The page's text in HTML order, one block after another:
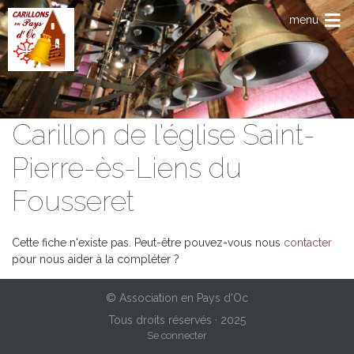
Aller au contenu principal
menu
Carillon de l'église Saint-
Pierre-ès-Liens du
Fousseret
Cette fiche n'existe pas. Peut-être pouvez-vous nous contacter
pour nous aider à la compléter ?
© Association en Pays d'Oc
Tous droits réservés · 2025
Menu du compte de l'utilisateur
Se connecter